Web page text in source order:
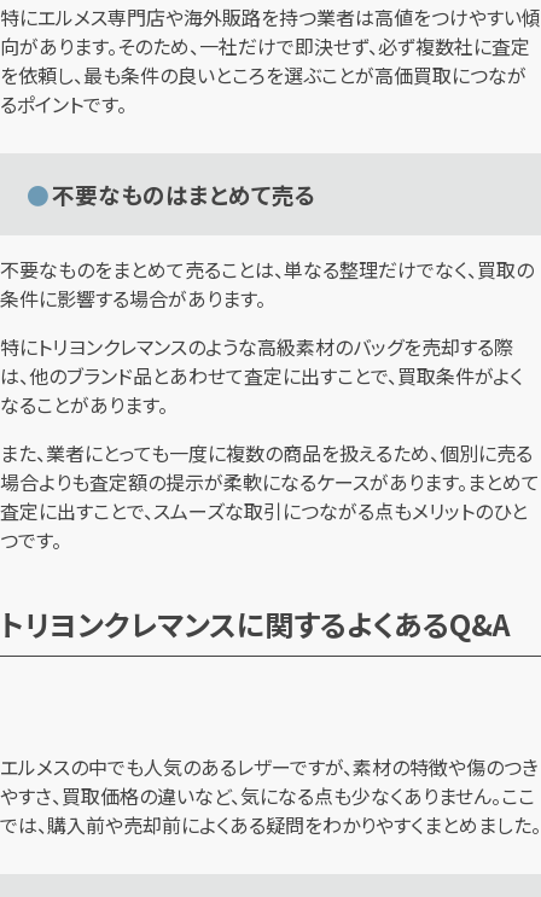
特にエルメス専門店や海外販路を持つ業者は高値をつけやすい傾
向があります。そのため、一社だけで即決せず、必ず複数社に査定
を依頼し、最も条件の良いところを選ぶことが高価買取につなが
るポイントです。
不要なものはまとめて売る
不要なものをまとめて売ることは、単なる整理だけでなく、買取の
条件に影響する場合があります。
特にトリヨンクレマンスのような高級素材のバッグを売却する際
は、他のブランド品とあわせて査定に出すことで、買取条件がよく
なることがあります。
また、業者にとっても一度に複数の商品を扱えるため、個別に売る
場合よりも査定額の提示が柔軟になるケースがあります。まとめて
査定に出すことで、スムーズな取引につながる点もメリットのひと
つです。
トリヨンクレマンスに関するよくあるQ&A
エルメスの中でも人気のあるレザーですが、素材の特徴や傷のつき
やすさ、買取価格の違いなど、気になる点も少なくありません。ここ
では、購入前や売却前によくある疑問をわかりやすくまとめました。